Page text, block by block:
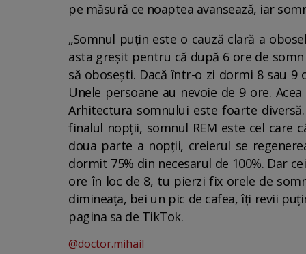
pe măsură ce noaptea avansează, iar
„Somnul puțin este o cauză clară a
asta greșit pentru că după 6 ore de
să obosești. Dacă într-o zi dormi 8 sau
Unele persoane au nevoie de 9 ore.
Arhitectura somnului este foarte
finalul nopții, somnul REM este cel care
doua parte a nopții, creierul se
dormit 75% din necesarul de 100%. Dar
ore în loc de 8, tu pierzi fix orele de
dimineața, bei un pic de cafea, îți revii
pagina sa de TikTok.
@doctor.mihail